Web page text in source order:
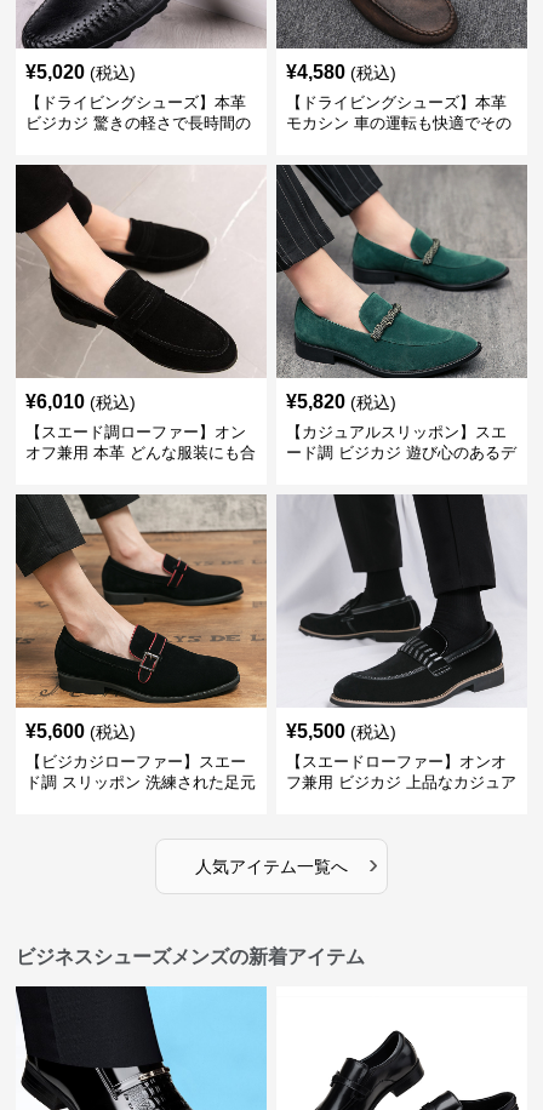
¥5,020 (税込)
【ドライビングシューズ】本革
ビジカジ 驚きの軽さで長時間の
¥4,580 (税込)
【ドライビングシューズ】本革
モカシン 車の運転も快適でその
¥6,010 (税込)
【スエード調ローファー】オン
オフ兼用 本革 どんな服装にも合
供
¥5,820 (税込)
【カジュアルスリッポン】スエ
ード調 ビジカジ 遊び心のあるデ
表現
¥5,600 (税込)
【ビジカジローファー】スエー
ド調 スリッポン 洗練された足元
¥5,500 (税込)
【スエードローファー】オンオ
フ兼用 ビジカジ 上品なカジュア
人気アイテム一覧へ ›
ビジネスシューズメンズの新着アイテム